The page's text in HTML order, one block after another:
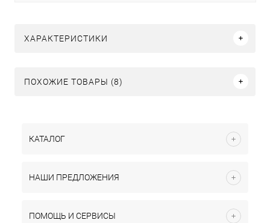
ХАРАКТЕРИСТИКИ
ПОХОЖИЕ ТОВАРЫ (8)
КАТАЛОГ
НАШИ ПРЕДЛОЖЕНИЯ
ПОМОЩЬ И СЕРВИСЫ